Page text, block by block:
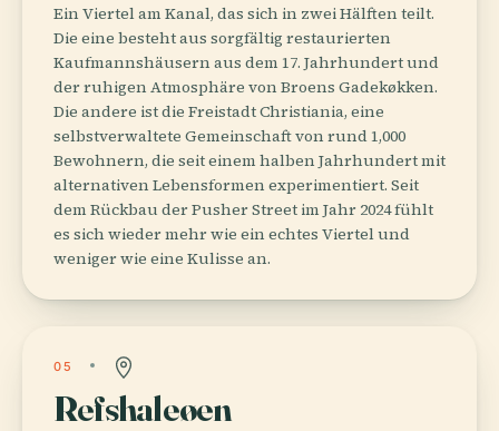
Ein Viertel am Kanal, das sich in zwei Hälften teilt.
Die eine besteht aus sorgfältig restaurierten
Kaufmannshäusern aus dem 17. Jahrhundert und
der ruhigen Atmosphäre von Broens Gadekøkken.
Die andere ist die Freistadt Christiania, eine
selbstverwaltete Gemeinschaft von rund 1,000
Bewohnern, die seit einem halben Jahrhundert mit
alternativen Lebensformen experimentiert. Seit
dem Rückbau der Pusher Street im Jahr 2024 fühlt
es sich wieder mehr wie ein echtes Viertel und
weniger wie eine Kulisse an.
05
Refshaleøen